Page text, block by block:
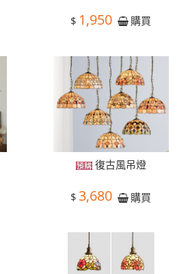
$ 1,950 購買
復古風吊燈
$ 3,680 購買